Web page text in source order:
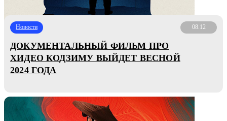
Новости 08.12
ДОКУМЕНТАЛЬНЫЙ ФИЛЬМ ПРО
ХИДЕО КОДЗИМУ ВЫЙДЕТ ВЕСНОЙ
2024 ГОДА